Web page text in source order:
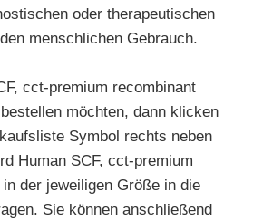
oder therapeutischen
menschlichen Gebrauch.
cct-premium recombinant
möchten, dann klicken
Symbol rechts neben
Human SCF, cct-premium
der jeweiligen Größe in die
Sie können anschließend